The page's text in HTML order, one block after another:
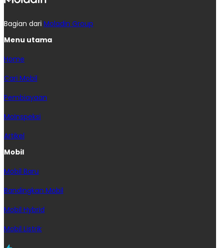
Bagian dari Moladin Group
Menu utama
Home
Cari Mobil
Pembiayaan
MoInspeksi
Artikel
Mobil
Mobil Baru
Bandingkan Mobil
Mobil Hybrid
Mobil Listrik